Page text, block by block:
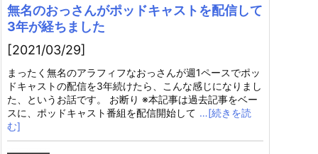
無名のおっさんがポッドキャストを配信して
3年が経ちました
[2021/03/29]
まったく無名のアラフィフなおっさんが週1ペースでポッ
ドキャストの配信を3年続けたら、こんな感じになりまし
た、というお話です。 お断り ※本記事は過去記事をベー
スに、ポッドキャスト番組を配信開始して …[続きを読
む]